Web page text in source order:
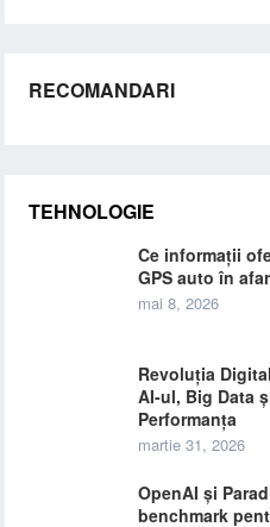
RECOMANDARI
TEHNOLOGIE
Ce informații
GPS auto în
mai 8, 2026
Revoluția
AI-ul, Big Data
Performanța
martie 31, 2026
OpenAI și
benchmark